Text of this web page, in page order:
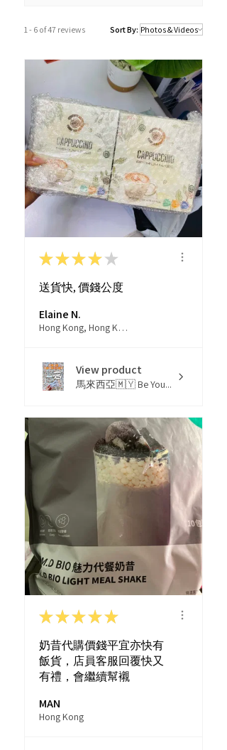
若果商品不幸出現沒有現貨或需要更長
或電話方式通知顧客。
1 - 6 of 47 reviews Sort By:
★★★★ ★
送貨快, 價錢公度
Elaine N.
Hong Kong, Hong Kong
View product
馬來西亞🇲🇾 Be You...
★★★★★
奶昔代購價錢平宜亦快有
飯貨，店員客服回覆快又
有禮，會繼續幫襯
MAN
Hong Kong